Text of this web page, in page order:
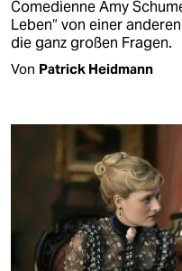
Comedienne Amy
Leben“ von einer
die ganz großen Fragen.
Von Patrick Heidmann